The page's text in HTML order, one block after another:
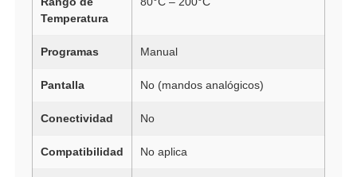
Temperatura
Programas Manual
Pantalla No (mandos analógicos)
Conectividad No
Compatibilidad No aplica